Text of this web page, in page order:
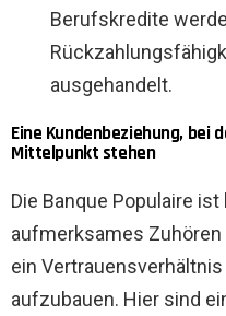
Berufskredite
ausgehandelt.
Eine Kundenbeziehung, bei
Mittelpunkt stehen
Die Banque Populaire
aufmerksames
ein
aufzubauen. Hier sind